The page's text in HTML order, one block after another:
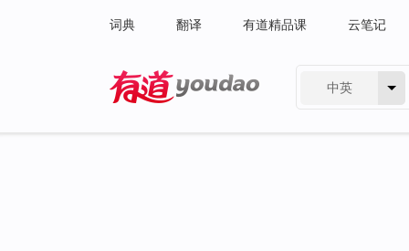
词典 翻译 有道精品课 云笔记
中英